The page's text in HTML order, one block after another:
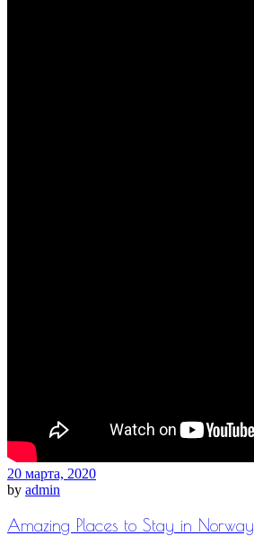
20 марта, 2020
by admin
Amazing Places to Stay in Norway